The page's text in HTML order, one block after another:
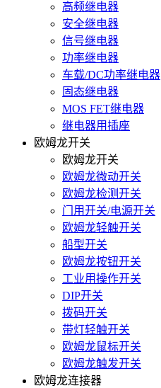
高频继电器
安全继电器
信号继电器
功率继电器
车载/DC功率继电器
固态继电器
MOS FET继电器
继电器用插座
欧姆龙开关
欧姆龙开关
欧姆龙微动开关
欧姆龙检测开关
门用开关/电源开关
欧姆龙轻触开关
船型开关
欧姆龙按钮开关
工业用操作开关
DIP开关
拨码开关
带灯轻触开关
欧姆龙鼠标开关
欧姆龙触发开关
欧姆龙连接器